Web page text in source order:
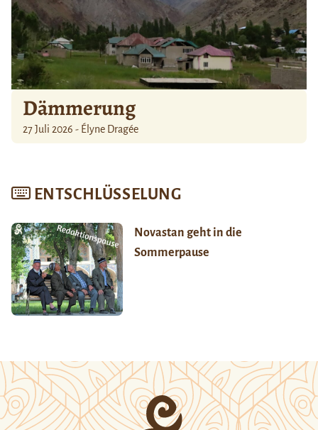
Dämmerung
27 Juli 2026 - Élyne Dragée
ENTSCHLÜSSELUNG
Novastan geht in die
Sommerpause